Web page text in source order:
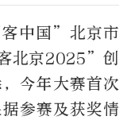
中国”北京市
北京2025”创
今年大赛首次
参赛及获奖情